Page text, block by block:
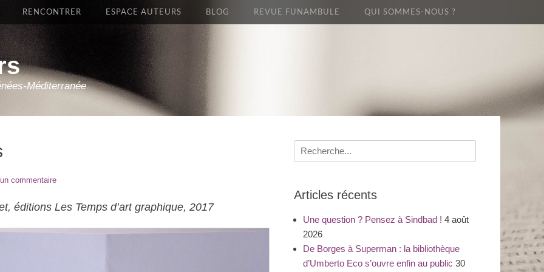
Méditerranée
RENCONTRER ESPACE AUTEURS BLOG REVUE FUNAMBULE QUI SOMMES-NOUS ?
commentaire
éditions Les Temps d’art graphique, 2017
Recherche
pour
Articles récents
Une question ? Pensez à Sindbad ! 4 août
2026
De Borges à Superman : la bibliothèque
d’Umberto Eco s’ouvre enfin au public 30